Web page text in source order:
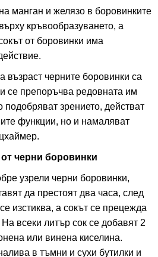
манган и желязо в боровинките
кръвообразуването, а
от боровинки има
възраст черните боровинки са
се препоръчва редовната им
зрението, действат
функции, но и намаляват
черни боровинки
узрели черни боровинки,
да престоят два часа, след
изстиква, а сокът се прецежда
всеки литър сок се добавят 2
или винена киселина.
в тъмни и сухи бутилки и